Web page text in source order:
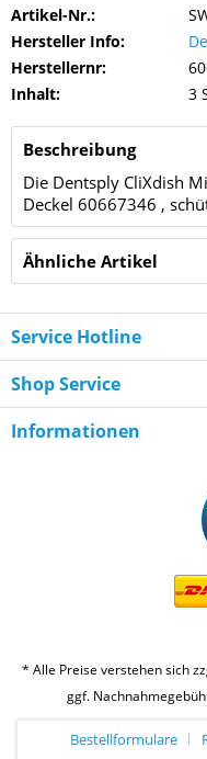
Artikel-Nr.:
Hersteller Info:
Herstellernr:
Inhalt:
3
Beschreibung
Die Dentsply CliXdish
Deckel 60667346 ,
Ähnliche Artikel
Service Hotline
Shop Service
Informationen
* Alle Preise verstehen sich
ggf.
Bestellformulare